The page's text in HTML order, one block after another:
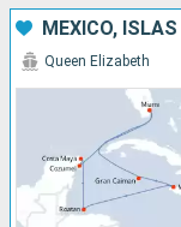
Queen Elizabeth